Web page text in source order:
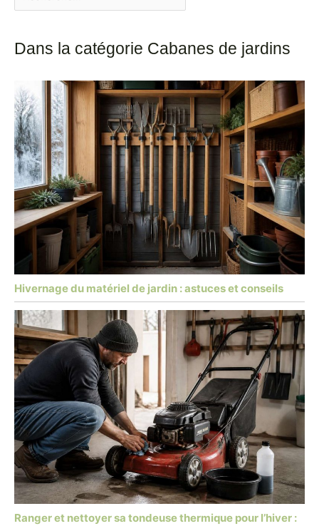
Dans la catégorie Cabanes de jardins
Hivernage du matériel de jardin : astuces et conseils
Ranger et nettoyer sa tondeuse thermique pour l’hiver :